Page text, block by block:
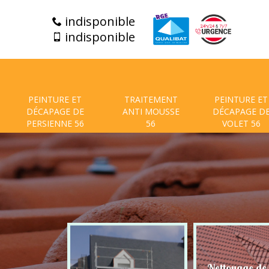
indisponible
indisponible
PEINTURE ET
DÉCAPAGE DE
PERSIENNE 56
TRAITEMENT
ANTI MOUSSE
56
PEINTURE ET
DÉCAPAGE
VOLET 56